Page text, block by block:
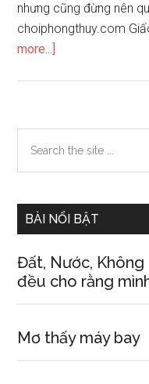
nhưng cũng đừng nên
choiphongthuy.com
more...]
cả
Primary
Sidebar
the
BÀI NỔI BẬT
Đất, Nước, Không
đều cho rằng
Mơ thấy máy bay